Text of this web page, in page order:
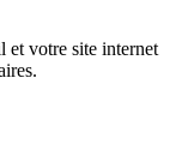
et votre site internet